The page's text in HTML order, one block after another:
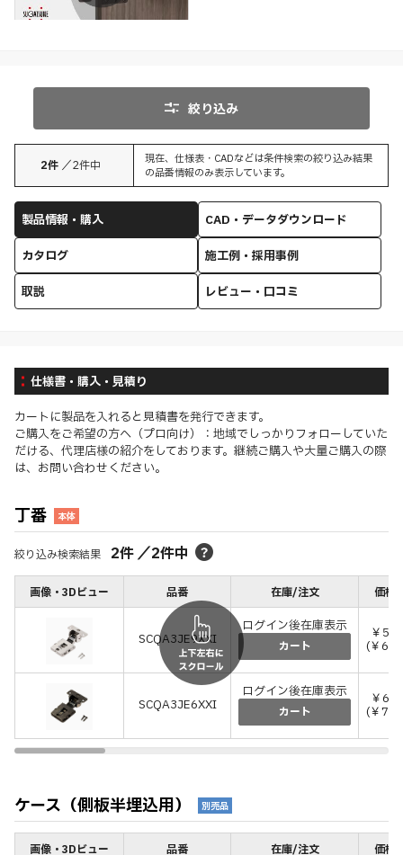
絞り込み
2件 ／2件中
現在、仕様表・CADなどは条件検索の絞り込み結果
の品番情報のみ表示しています。
製品情報・購入
CAD・データダウンロード
カタログ
施工例・採用事例
取説
レビュー・口コミ
仕様書・購入・見積り
カートに製品を入れると見積書を発行できます。
ご購入をご希望の方へ（プロ向け）：地域でしっかりフォローしていた
だける、代理店様の紹介をしております。継続ご購入や大量ご購入の際
は、お問い合わせください。
丁番 本体
絞り込み検索結果 2件／2件中
画像・3Dビュー 品番 在庫/注文 価格(
SCQA3JE9XXI
ログイン後在庫表示
カート
￥
(￥
SCQA3JE6XXI
ログイン後在庫表示
カート
￥
(￥
ケース（側板半埋込用） 別売品
画像・3Dビュー 品番 在庫/注文 価格(